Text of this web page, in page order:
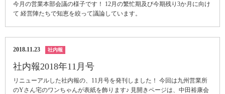
今月の営業本部会議の様子です！ 12月の繁忙期及び今期残り3か月に向け
て 経営陣たちで知恵を絞って議論しています。
2018.11.23 社内報
社内報2018年11月号
リニューアルした社内報の、11月号を発刊しました！ 今回は九州営業所
のYさん宅のワンちゃんが表紙を飾ります♪ 見開きページは、中田裕康会